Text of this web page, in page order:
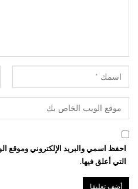
احفظ اسمي والبريد الإلكتروني وموقع
التي أعلق فيها.